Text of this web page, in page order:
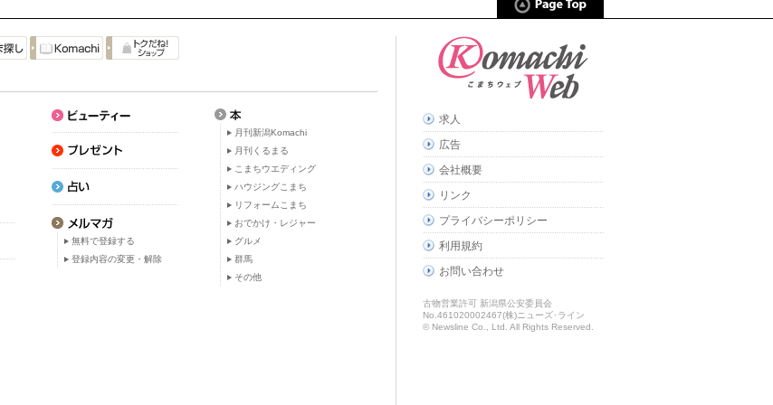
無料で登録する
登録内容の変更・解除
月刊新潟Komachi
月刊くるまる
こまちウエディング
ハウジングこまち
リフォームこまち
おでかけ・レジャー
グルメ
群馬
その他
求人
広告
会社概要
リンク
プライバシーポリシー
利用規約
お問い合わせ
古物営業許可 新潟県公安委員会
No.461020002467(株)ニューズ･ライン
© Newsline Co., Ltd. All Rights Reserved.